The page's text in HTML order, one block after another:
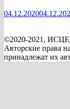
04.12.2020
©2020-2021,
Авторские права
принадлежат их